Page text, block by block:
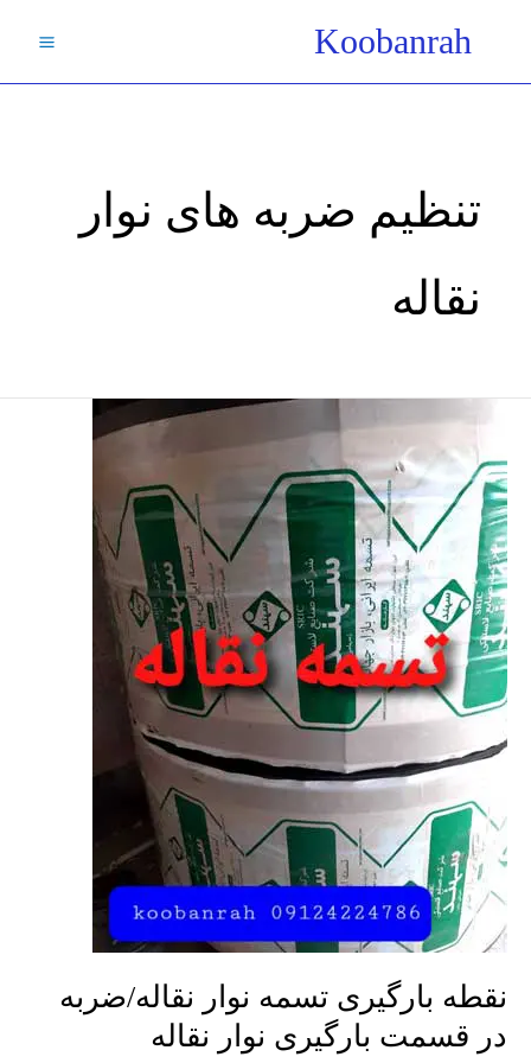
Koobanrah
تنظیم ضربه های نوار
نقاله
نقطه بارگیری تسمه نوار نقاله/ضربه
در قسمت بارگیری نوار نقاله
تسمه
نوار
نقاله/
ضربه
در
قسمت
بارگیری
نوار
نقاله